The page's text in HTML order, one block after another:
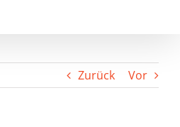
Zurück Vor